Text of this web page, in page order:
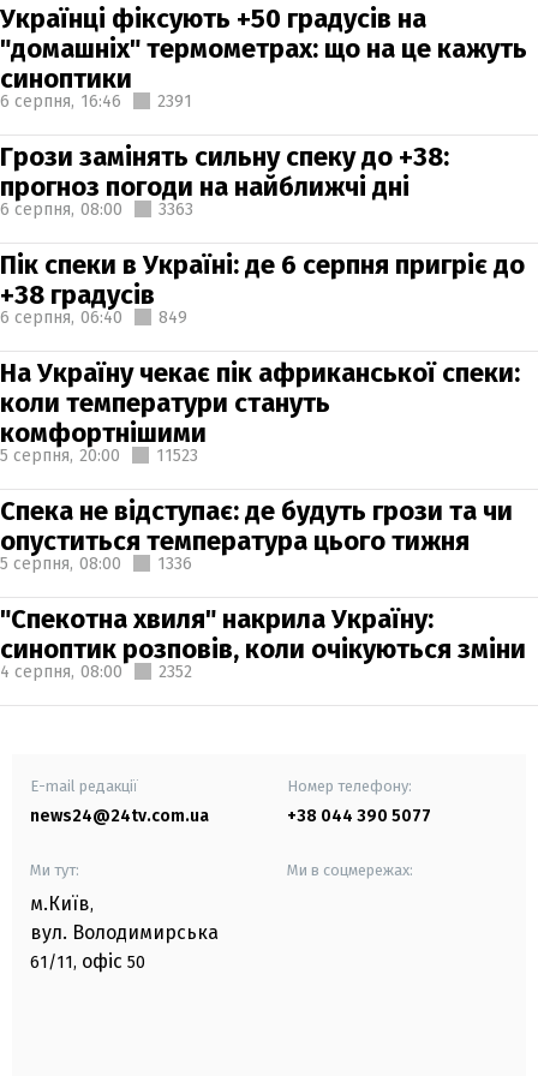
Українці фіксують +50 градусів на
"домашніх" термометрах: що на це кажуть
синоптики
6 серпня, 16:46 2391
Грози замінять сильну спеку до +38:
прогноз погоди на найближчі дні
6 серпня, 08:00 3363
Пік спеки в Україні: де 6 серпня пригріє до
+38 градусів
6 серпня, 06:40 849
На Україну чекає пік африканської спеки:
коли температури стануть
комфортнішими
5 серпня, 20:00 11523
Спека не відступає: де будуть грози та чи
опуститься температура цього тижня
5 серпня, 08:00 1336
"Спекотна хвиля" накрила Україну:
синоптик розповів, коли очікуються зміни
4 серпня, 08:00 2352
E-mail редакції
news24@24tv.com.ua
Номер телефону:
+38 044 390 5077
Ми тут:
м.Київ,
вул. Володимирська
61/11, офіс 50
Ми в соцмережах: